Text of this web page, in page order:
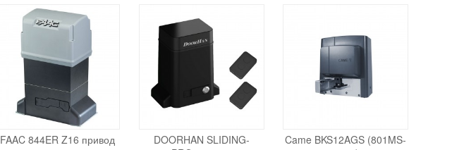
FAAC 844ER Z16 привод
DOORHAN SLIDING-
Came BKS12AGS (801MS-